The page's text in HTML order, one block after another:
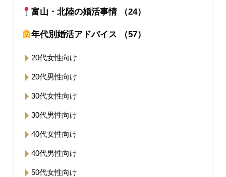
富山・北陸の婚活事情 （24）
年代別婚活アドバイス （57）
20代女性向け
20代男性向け
30代女性向け
30代男性向け
40代女性向け
40代男性向け
50代女性向け